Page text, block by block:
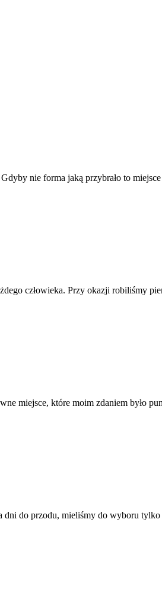
nie forma jaką przybrało to
człowieka. Przy okazji robiliśmy
miejsce, które moim zdaniem było
do przodu, mieliśmy do wyboru